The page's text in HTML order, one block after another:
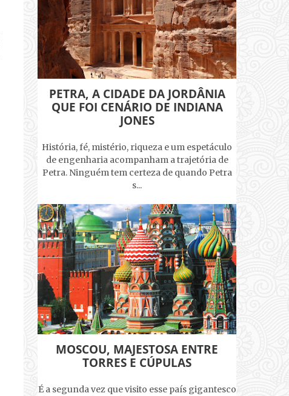
PETRA, A CIDADE DA JORDÂNIA
QUE FOI CENÁRIO DE INDIANA
JONES
História, fé, mistério, riqueza e um espetáculo
de engenharia acompanham a trajetória de
Petra. Ninguém tem certeza de quando Petra
s...
MOSCOU, MAJESTOSA ENTRE
TORRES E CÚPULAS
É a segunda vez que visito esse país gigantesco